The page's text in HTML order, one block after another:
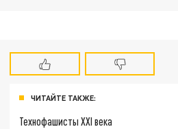
ЧИТАЙТЕ ТАКЖЕ:
Технофашисты XXI века